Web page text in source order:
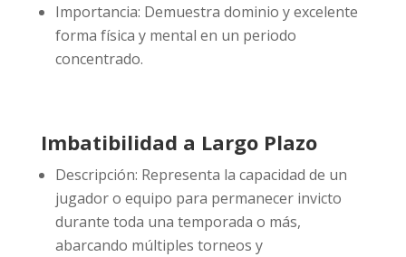
Importancia: Demuestra dominio y excelente
forma física y mental en un periodo
concentrado.
Imbatibilidad a Largo Plazo
Descripción: Representa la capacidad de un
jugador o equipo para permanecer invicto
durante toda una temporada o más,
abarcando múltiples torneos y